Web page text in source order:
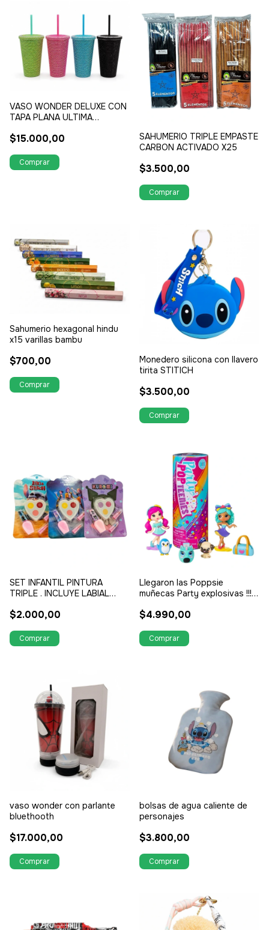
VASO WONDER DELUXE CON
TAPA PLANA ULTIMA
$15.000,00
SAHUMERIO TRIPLE EMPASTE
CARBON ACTIVADO X25
$3.500,00
Sahumerio hexagonal hindu
x15 varillas bambu
$700,00
Monedero silicona con llavero
tirita STITICH
$3.500,00
SET INFANTIL PINTURA
TRIPLE . INCLUYE LABIAL
$2.000,00
Llegaron las Poppsie
muñecas Party explosivas !!!
sorpresas en tubo
$4.990,00
vaso wonder con parlante
bluethooth
$17.000,00
bolsas de agua caliente de
personajes
$3.800,00